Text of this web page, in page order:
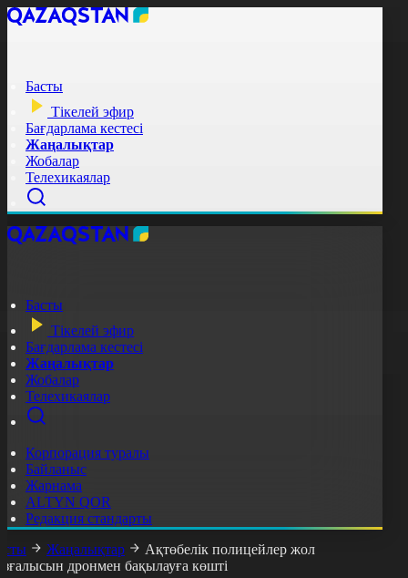
Басты
Тікелей эфир
Бағдарлама кестесі
Жаңалықтар
Жобалар
Телехикаялар
Басты
Тікелей эфир
Бағдарлама кестесі
Жаңалықтар
Жобалар
Телехикаялар
Корпорация туралы
Байланыс
Жарнама
ALTYN QOR
Редакция стандарты
Жаңалықтар
Ақтөбелік полицейлер жол
дронмен бақылауға көшті